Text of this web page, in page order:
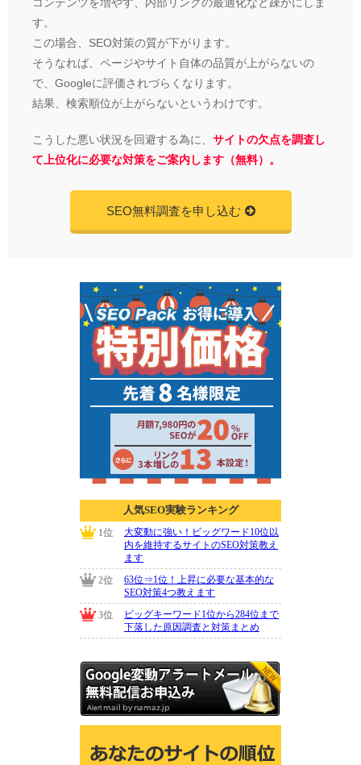
す。
この場合、SEO対策の質が下がります。
そうなれば、ページやサイト自体の品質が上がらないの
で、Googleに評価されづらくなります。
結果、検索順位が上がらないというわけです。
こうした悪い状況を回避する為に、 サイトの欠点を調査し
て上位化に必要な対策をご案内します（無料）。
SEO無料調査を申し込む